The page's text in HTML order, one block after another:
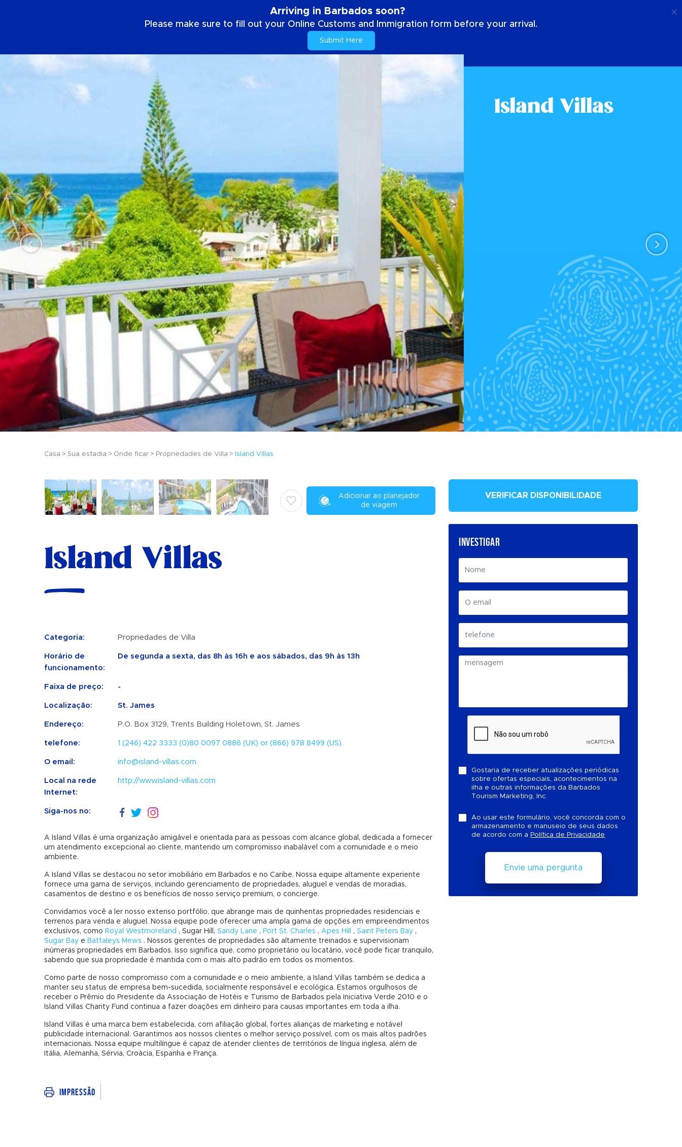
Arriving in Barbados soon?
Please make sure to fill out your Online Customs and Immigration form before your arrival.
Submit Here
Island Villas
Casa Sua estadia Onde ficar Propriedades de Villa Island Villas
Adicionar ao planejador
de viagem
Island Villas
Categoria: Propriedades de Villa
Horário de
funcionamento:
De segunda a sexta, das 8h às 16h e aos sábados, das 9h às 13h
Faixa de preço: -
Localização: St. James
Endereço: P.O. Box 3129, Trents Building Holetown, St. James
telefone: 1 (246) 422 3333 (0)80 0097 0886 (UK) or (866) 978 8499 (US)
O email: info@island-villas.com
Local na rede
Internet:
http://www.island-villas.com
Siga-nos no:
A Island Villas é uma organização amigável e orientada para as pessoas com alcance global, dedicada a fornecer
um atendimento excepcional ao cliente, mantendo um compromisso inabalável com a comunidade e o meio
ambiente.
A Island Villas se destacou no setor imobiliário em Barbados e no Caribe. Nossa equipe altamente experiente
fornece uma gama de serviços, incluindo gerenciamento de propriedades, aluguel e vendas de moradias,
casamentos de destino e os benefícios de nosso serviço premium, o concierge.
Convidamos você a ler nosso extenso portfólio, que abrange mais de quinhentas propriedades residenciais e
terrenos para venda e aluguel. Nossa equipe pode oferecer uma ampla gama de opções em empreendimentos
exclusivos, como Royal Westmoreland , Sugar Hill, Sandy Lane , Port St. Charles , Apes Hill , Saint Peters Bay ,
Sugar Bay e Battaleys Mews . Nossos gerentes de propriedades são altamente treinados e supervisionam
inúmeras propriedades em Barbados. Isso significa que, como proprietário ou locatário, você pode ficar tranquilo,
sabendo que sua propriedade é mantida com o mais alto padrão em todos os momentos.
Como parte de nosso compromisso com a comunidade e o meio ambiente, a Island Villas também se dedica a
manter seu status de empresa bem-sucedida, socialmente responsável e ecológica. Estamos orgulhosos de
receber o Prêmio do Presidente da Associação de Hotéis e Turismo de Barbados pela Iniciativa Verde 2010 e o
Island Villas Charity Fund continua a fazer doações em dinheiro para causas importantes em toda a ilha.
Island Villas é uma marca bem estabelecida, com afiliação global, fortes alianças de marketing e notável
publicidade internacional. Garantimos aos nossos clientes o melhor serviço possível, com os mais altos padrões
internacionais. Nossa equipe multilíngue é capaz de atender clientes de territórios de língua inglesa, além de
Itália, Alemanha, Sérvia, Croácia, Espanha e França.
Impressão
VERIFICAR DISPONIBILIDADE
INVESTIGAR
Gostaria de receber atualizações periódicas
sobre ofertas especiais, acontecimentos na
ilha e outras informações da Barbados
Tourism Marketing, Inc.
Ao usar este formulário, você concorda com o
armazenamento e manuseio de seus dados
de acordo com a Política de Privacidade